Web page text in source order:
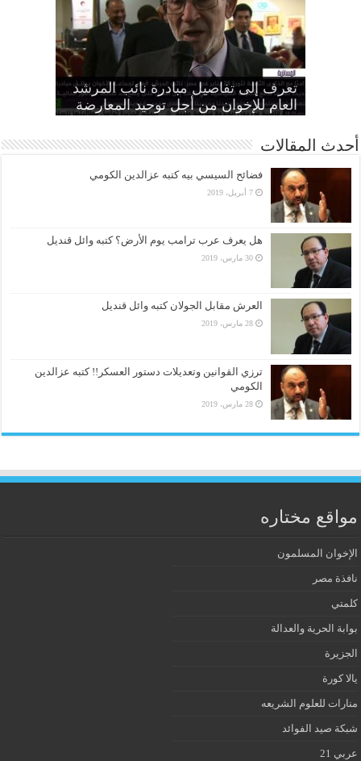
تعرف إلى تفاصيل مبادرة نائب المرشد
العام للإخوان من أجل توحيد المعارضة
“الإخوان”: تأييد النقض بإعدام تسعة
مواطنين بهزلية النائب العام يؤكد تحول
القضاء لألعوبة في يد العسكر
“متحدثة الإخوان” تطالب الانقلاب بوقف
الانتهاكات بحق المرأة وإطلاق سراح كل
الحرائر
“المجلس الثوري”: التحرك ضد الأنظمة
الطاغية “واجب وطني وضرورة
اقتصادية”
أمين عام الإخوان: لا تصالح مع القتلة ولا
بديل عن القصاص
أحدث المقالات
فضائح السيسي بيه كتبه عزالدين الكومي
7 أبريل، 2019
هل يعرف عرب ترامب يوم الأرض؟ كتبه وائل قنديل
30 مارس، 2019
العرش مقابل الجولان كتبه وائل قنديل
28 مارس، 2019
ترزي القوانين وتعديلات دستور العسكر!! كتبه عزالدين
الكومي
28 مارس، 2019
مواقع مختاره
الإخوان المسلمون
نافذة مصر
كلمتي
بوابة الحرية والعدالة
الجزيرة
يالا كورة
منارات للعلوم الشريعه
شبكة صيد الفوائد
عربي 21